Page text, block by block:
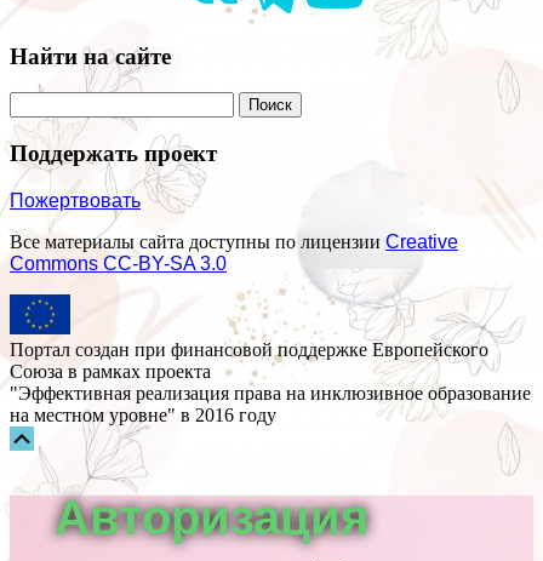
Найти на сайте
Поддержать проект
Пожертвовать
Все материалы сайта доступны по лицензии Creative
Commons СС-BY-SA 3.0
Портал создан при финансовой поддержке Европейского
Союза в рамках проекта
"Эффективная реализация права на инклюзивное образование
на местном уровне" в 2016 году
Прокрутка
вверх
Авторизация